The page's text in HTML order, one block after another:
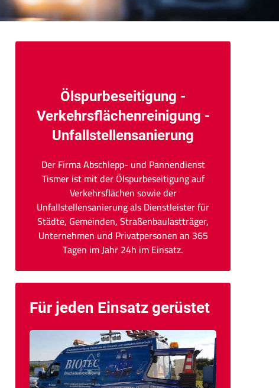
Ölspurbeseitigung -
Verkehrsflächenreinigung -
Unfallstellensanierung
Der Firma Abschlepp- und Pannendienst
Tismer ist mit der Ölspurbeseitigung auf
Verkehrsflächen sowie der
Unfallstellensanierung als Dienstleister für
Städte, Gemeinden, Straßenbaulastträger,
Unternehmen und Privatpersonen an 365
Tagen im Jahr 24h im Einsatz.
Für jeden Einsatz gerüstet